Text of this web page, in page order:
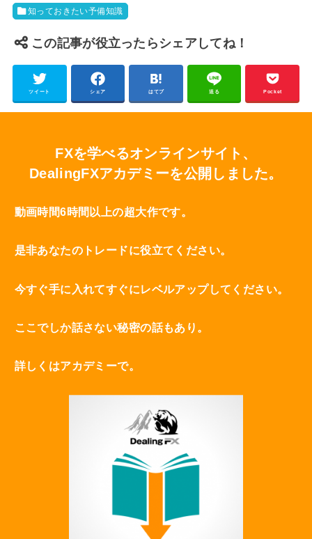
知っておきたい予備知識
この記事が役立ったらシェアしてね！
ツイート シェア はてブ 送る Pocket
FXを学べるオンラインサイト、
DealingFXアカデミーを公開しました。
動画時間6時間以上の超大作です。
是非あなたのトレードに役立てください。
今すぐ手に入れてすぐにレベルアップしてください。
ここでしか話さない秘密の話もあり。
詳しくはアカデミーで。